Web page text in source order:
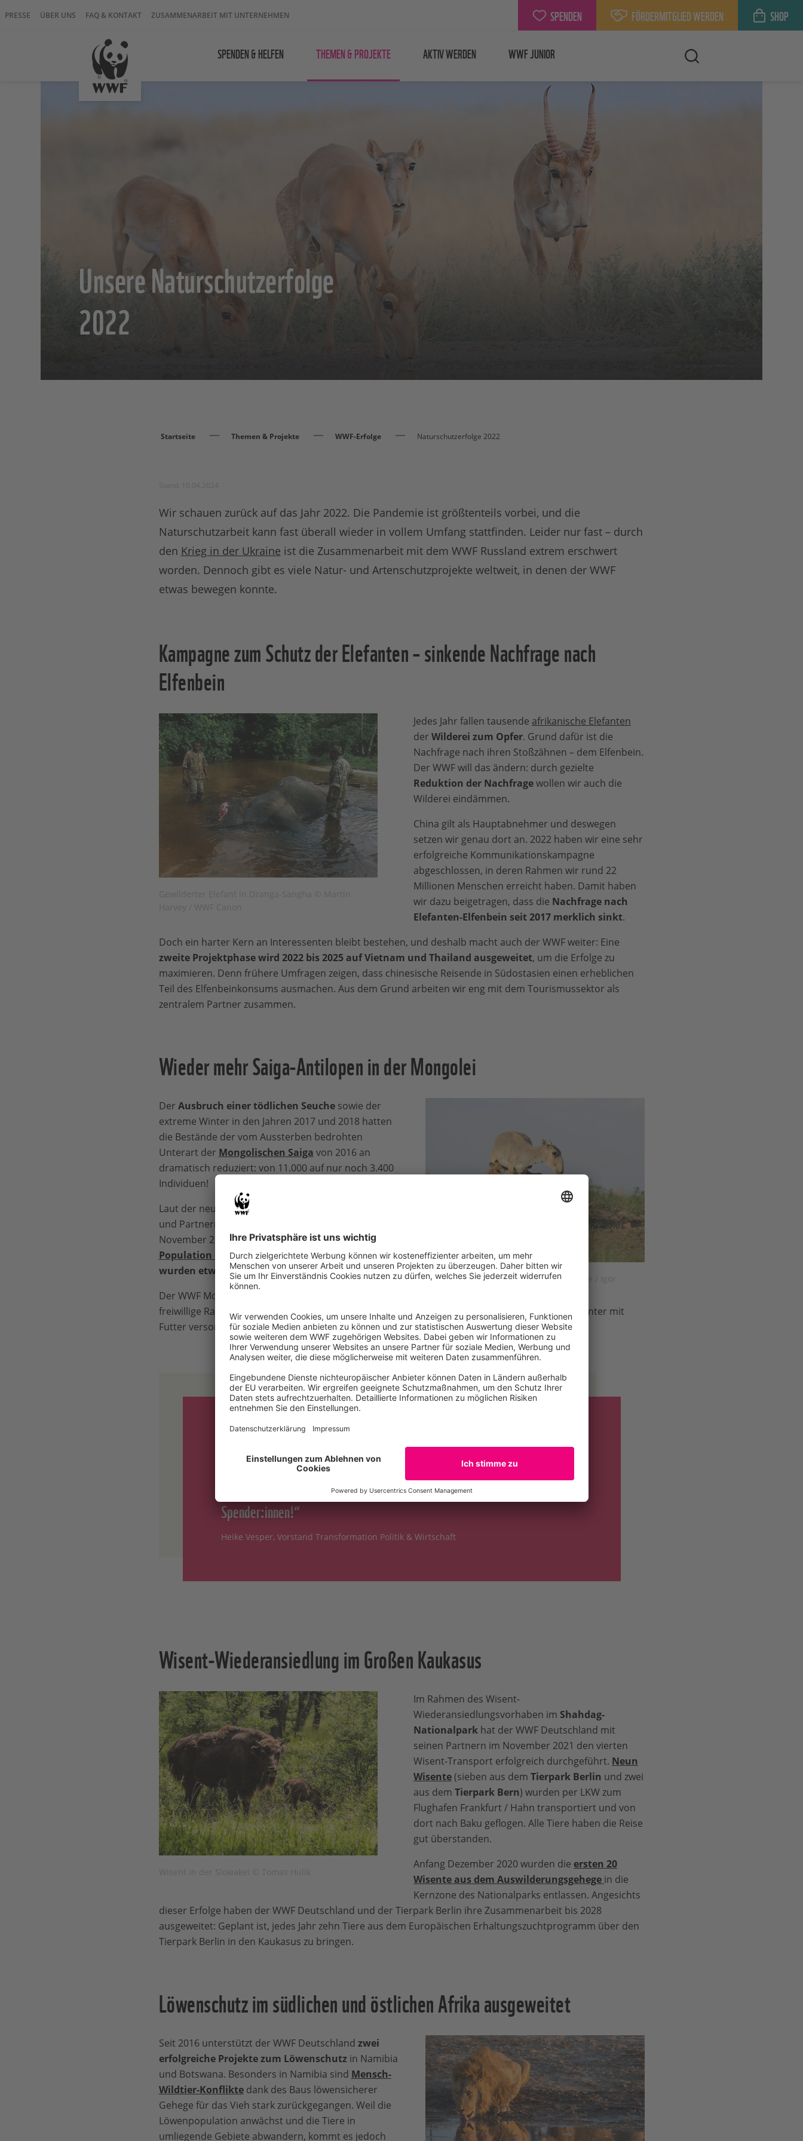
PRESSE ÜBER UNS FAQ & KONTAKT ZUSAMMENARBEIT MIT UNTERNEHMEN SPENDEN FÖRDERMITGLIED WERDEN SHOP
SPENDEN & HELFEN THEMEN & PROJEKTE AKTIV WERDEN WWF JUNIOR
Unsere Naturschutzerfolge
2022
Startseite Themen & Projekte WWF-Erfolge Naturschutzerfolge 2022
Wir schauen zurück auf das Jahr 2022. Die Pandemie ist größtenteils vorbei, und die
Naturschutzarbeit kann fast überall wieder in vollem Umfang stattfinden. Leider nur fast – durch
den Krieg in der Ukraine ist die Zusammenarbeit mit dem WWF Russland extrem erschwert
worden. Dennoch gibt es viele Natur- und Artenschutzprojekte weltweit, in denen der WWF
etwas bewegen konnte.
Kampagne zum Schutz der Elefanten – sinkende Nachfrage nach
Elfenbein
Jedes Jahr fallen tausende afrikanische Elefanten
der Wilderei zum Opfer. Grund dafür ist die
Nachfrage nach ihren Stoßzähnen – dem Elfenbein.
Der WWF will das ändern: durch gezielte
Reduktion der Nachfragewollen wir auch die
Wilderei eindämmen.
China gilt als Hauptabnehmer und deswegen
setzen wir genau dort an. 2022 haben wir eine sehr
erfolgreiche Kommunikationskampagne
abgeschlossen, in deren Rahmen wir rund 22
Millionen Menschen erreicht haben. Damit haben
wir dazu beigetragen, dass die Nachfrage nach
Elefanten-Elfenbein seit 2017 merklich sinkt.
Doch ein harter Kern an Interessenten bleibt bestehen, und deshalb macht auch der WWF weiter: Eine
zweite Projektphase wird 2022 bis 2025 auf Vietnam und Thailand ausgeweitet, um die Erfolge zu
maximieren. Denn frühere Umfragen zeigen, dass chinesische Reisende in Südostasien einen erheblichen
Teil des Elfenbeinkonsums ausmachen. Aus dem Grund arbeiten wir eng mit dem Tourismussektor als
zentralem Partner zusammen.
Wieder mehr Saiga-Antilopen in der Mongolei
Saiga-Antilope © Wild Wonders of Europe / Igor
Der Ausbruch einer tödlichen Seuchesowie der
extreme Winter in den Jahren 2017 und 2018 hatten
die Bestände der vom Aussterben bedrohten
Unterart der Mongolischen Saiga von 2016 an
dramatisch reduziert: von 11.000 auf nur noch 3.400
Individuen!
Laut der neuesten Zählung, die vom WWF Mongolei
und Partnern im Zeitraum von September bis
November 2021 durchgeführt wurde, hat sich die
Population der Saiga in der Mongolei erholt– es
wurden etwa 10.000 Tieregezählt.
Der WWF Mongolei entsendet für den Saiga-Schutz elf
freiwillige Ranger. Darüber hinaus werden Wasserquellen wiederhergestellt und die Tiere im Winter mit
Futter versorgt. Der WWF Deutschland unterstützt den WWF Mongolei finanziell.
„Der WWF Deutschland engagiert sich weltweit tatkräftig in mannigfaltigen
Projekten. Dass wir 2022 auf so viele erfolgreich angestoßene
Veränderungen zurückblicken können, verdanken wir Ihnen, liebe
Spender:innen!“
Heike Vesper, Vorstand Transformation Politik & Wirtschaft
Wisent-Wiederansiedlung im Großen Kaukasus
Im Rahmen des Wisent-
Wiederansiedlungsvorhaben im Shahdag-
Nationalpark hat der WWF Deutschland mit
seinen Partnern im November 2021 den vierten
Wisent-Transport erfolgreich durchgeführt. Neun
Wisente(sieben aus dem Tierpark Berlin und zwei
aus dem Tierpark Bern) wurden per LKW zum
Flughafen Frankfurt / Hahn transportiert und von
dort nach Baku geflogen. Alle Tiere haben die Reise
gut überstanden.
Anfang Dezember 2020 wurden die ersten 20
Wisente aus dem Auswilderungsgehege in die
Kernzone des Nationalparks entlassen. Angesichts
dieser Erfolge haben der WWF Deutschland und der Tierpark Berlin ihre Zusammenarbeit bis 2028
ausgeweitet: Geplant ist, jedes Jahr zehn Tiere aus dem Europäischen Erhaltungszuchtprogramm über den
Tierpark Berlin in den Kaukasus zu bringen.
Löwenschutz im südlichen und östlichen Afrika ausgeweitet
Seit 2016 unterstützt der WWF Deutschland zwei
erfolgreiche Projekte zum Löwenschutzin Namibia
und Botswana. Besonders in Namibia sind Mensch-
Wildtier-Konfliktedank des Baus löwensicherer
Gehege für das Vieh stark zurückgegangen. Weil die
Löwenpopulation anwächst und die Tiere in
umliegende Gebiete abwandern, kommt es jedoch